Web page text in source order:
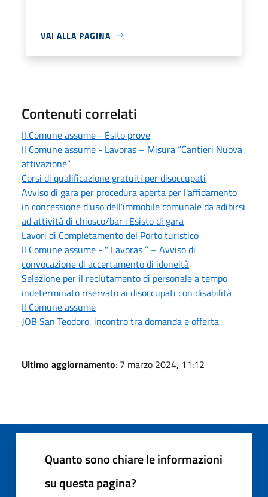
VAI ALLA PAGINA
Contenuti correlati
Il Comune assume - Esito prove
Il Comune assume - Lavoras – Misura “Cantieri Nuova
attivazione”
Corsi di qualificazione gratuiti per disoccupati
Avviso di gara per procedura aperta per l'affidamento
in concessione d'uso dell'immobile comunale da adibirsi
ad attività di chiosco/bar : Esisto di gara
Lavori di Completamento del Porto turistico
Il Comune assume - " Lavoras ” – Avviso di
convocazione di accertamento di idoneità
Selezione per il reclutamento di personale a tempo
indeterminato riservato ai disoccupati con disabilità
Il Comune assume
JOB San Teodoro, incontro tra domanda e offerta
Ultimo aggiornamento: 7 marzo 2024, 11:12
Quanto sono chiare le informazioni
su questa pagina?